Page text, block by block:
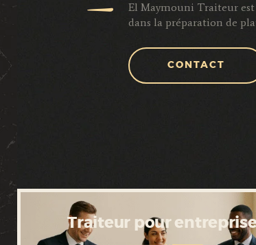
El Maymouni Traiteur est
dans la préparation de
CONTACT
Traiteur pour